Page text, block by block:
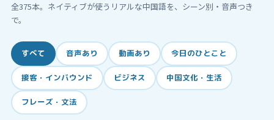
全375本。ネイティブが使うリアルな中国語を、シーン別・音声つき
で。
すべて 音声あり 動画あり 今日のひとこと
接客・インバウンド ビジネス 中国文化・生活
フレーズ・文法